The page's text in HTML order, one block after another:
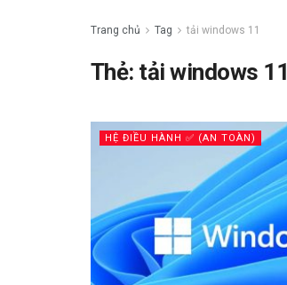
Trang chủ Tag tải windows 11
Thẻ: tải windows 11
HỆ ĐIỀU HÀNH ✅ (AN TOÀN)